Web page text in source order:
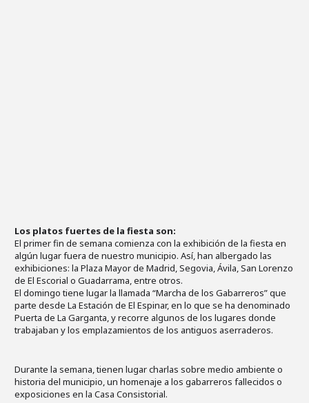
Los platos fuertes de la fiesta son:
El primer fin de semana comienza con la exhibición de la fiesta en
algún lugar fuera de nuestro municipio. Así, han albergado las
exhibiciones: la Plaza Mayor de Madrid, Segovia, Ávila, San Lorenzo
de El Escorial o Guadarrama, entre otros.
El domingo tiene lugar la llamada “Marcha de los Gabarreros” que
parte desde La Estación de El Espinar, en lo que se ha denominado
Puerta de La Garganta, y recorre algunos de los lugares donde
trabajaban y los emplazamientos de los antiguos aserraderos.
Durante la semana, tienen lugar charlas sobre medio ambiente o
historia del municipio, un homenaje a los gabarreros fallecidos o
exposiciones en la Casa Consistorial.